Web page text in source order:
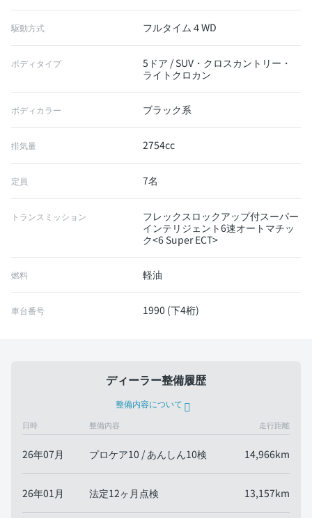
駆動方式 フルタイム４WD
ボディタイプ
5ドア / SUV・クロスカントリー・
ライトクロカン
ボディカラー ブラック系
排気量 2754cc
定員 7名
トランスミッション
フレックスロックアップ付スーパー
インテリジェント6速オートマチッ
ク<6 Super ECT>
燃料 軽油
車台番号 1990 (下4桁)
ディーラー整備履歴
整備内容について
日時 整備内容 走行距離
26年07月 プロケア10 / あんしん10検 14,966km
26年01月 法定12ヶ月点検 13,157km